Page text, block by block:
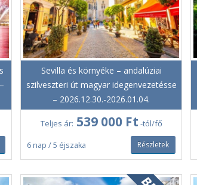
Sevilla és környéke – andalúziai
szilveszteri út magyar idegenvezetésse
– 2026.12.30.-2026.01.04.
Teljes ár: 539 000 Ft -tól/fő
6 nap / 5 éjszaka Részletek